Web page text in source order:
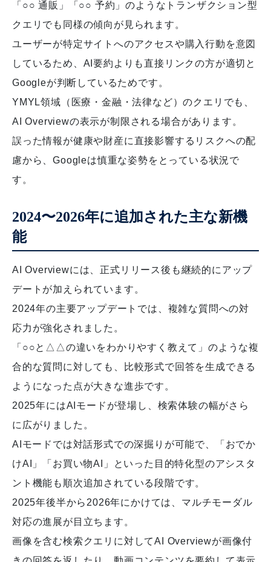
「○○ 通販」「○○ 予約」のようなトランザクション型
クエリでも同様の傾向が見られます。
ユーザーが特定サイトへのアクセスや購入行動を意図
しているため、AI要約よりも直接リンクの方が適切と
Googleが判断しているためです。
YMYL領域（医療・金融・法律など）のクエリでも、
AI Overviewの表示が制限される場合があります。
誤った情報が健康や財産に直接影響するリスクへの配
慮から、Googleは慎重な姿勢をとっている状況で
す。
2024〜2026年に追加された主な新機
能
AI Overviewには、正式リリース後も継続的にアップ
デートが加えられています。
2024年の主要アップデートでは、複雑な質問への対
応力が強化されました。
「○○と△△の違いをわかりやすく教えて」のような複
合的な質問に対しても、比較形式で回答を生成できる
ようになった点が大きな進歩です。
2025年にはAIモードが登場し、検索体験の幅がさら
に広がりました。
AIモードでは対話形式での深掘りが可能で、「おでか
けAI」「お買い物AI」といった目的特化型のアシスタ
ント機能も順次追加されている段階です。
2025年後半から2026年にかけては、マルチモーダル
対応の進展が目立ちます。
画像を含む検索クエリに対してAI Overviewが画像付